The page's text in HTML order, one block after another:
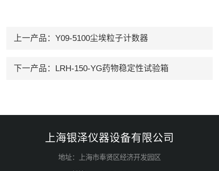
上一产品： Y09-5100尘埃粒子计数器
下一产品： LRH-150-YG药物稳定性试验箱
上海银泽仪器设备有限公司
地址：上海市奉贤区经济开发园区